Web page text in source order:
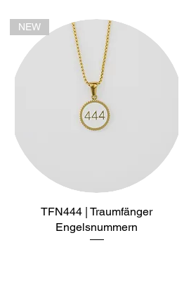
Schnellansicht
NEW
TFN444 | Traumfänger
Engelsnummern